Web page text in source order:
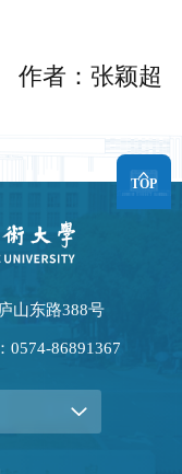
作者：张颖超
TOP
山东路388号
0574-86891367